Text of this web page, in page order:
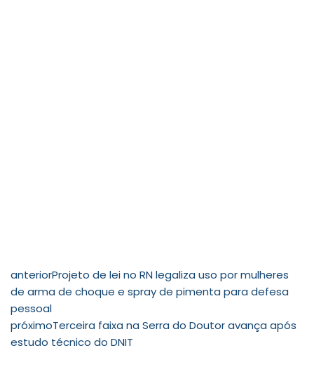
anteriorProjeto de lei no RN legaliza uso por mulheres
de arma de choque e spray de pimenta para defesa
pessoal
próximoTerceira faixa na Serra do Doutor avança após
estudo técnico do DNIT